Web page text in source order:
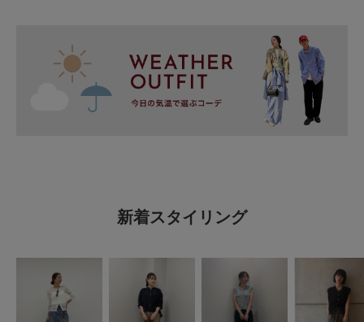
新着スタイリング